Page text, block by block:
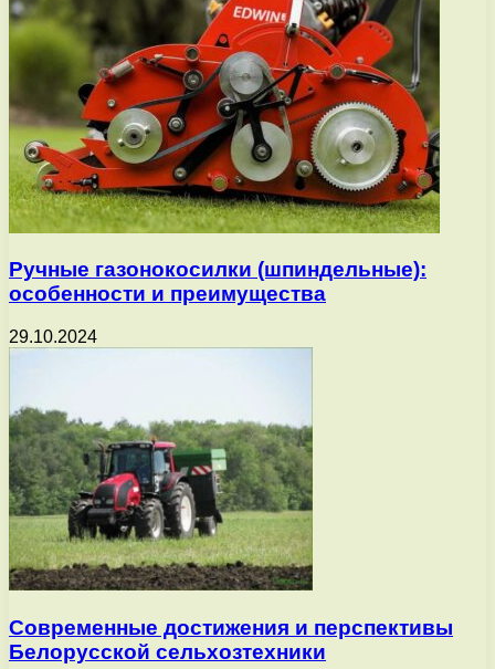
Ручные газонокосилки (шпиндельные):
особенности и преимущества
29.10.2024
Современные достижения и перспективы
Белорусской сельхозтехники